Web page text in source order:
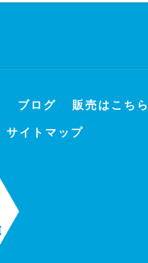
ブログ 販売はこちら
サイトマップ